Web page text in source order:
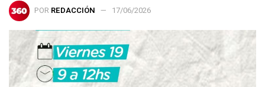
POR REDACCIÓN 17/06/2026